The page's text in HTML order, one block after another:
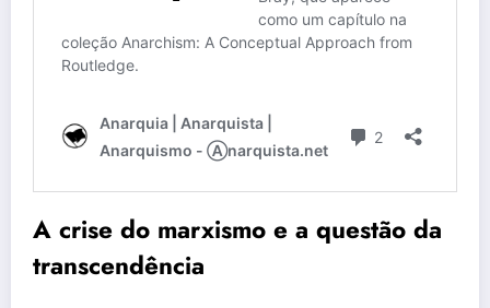
A crise do marxismo e a questão da
transcendência